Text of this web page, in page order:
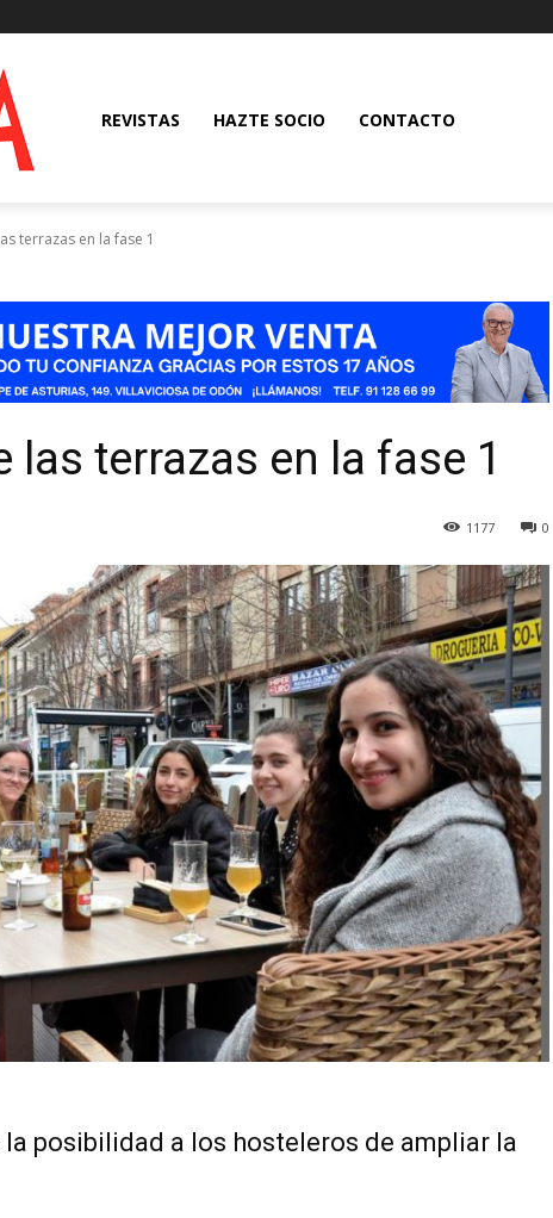
REVISTAS HAZTE SOCIO CONTACTO
terrazas en la fase 1
terrazas en la fase 1
0
1177
posibilidad a los hosteleros de ampliar la